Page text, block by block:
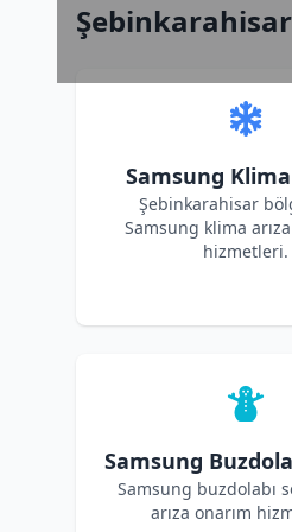
Samsung
Şebinkarahisar
Samsung klima
hizmetleri.
Samsung
Samsung buzdolabı
arıza onarım